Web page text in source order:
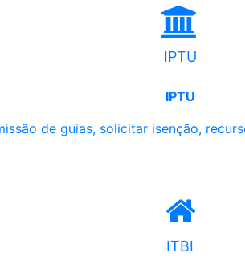
IPTU
IPTU
de guias, solicitar isenção,
ITBI